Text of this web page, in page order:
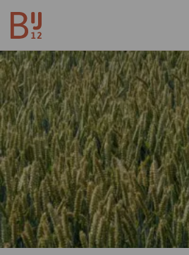
Homepagina